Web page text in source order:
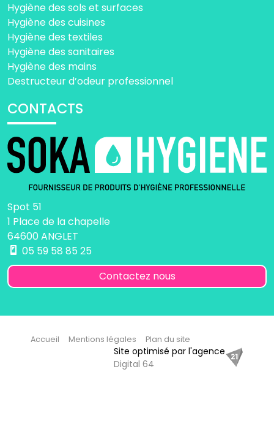
Hygiène des sols et surfaces
Hygiène des cuisines
Hygiène des textiles
Hygiène des sanitaires
Hygiène des mains
Destructeur d’odeur professionnel
CONTACTS
Spot 51
1 Place de la chapelle
64600 ANGLET
05 59 58 85 25
Contactez nous
Accueil Mentions légales Plan du site
Site optimisé par l'agence
Digital 64